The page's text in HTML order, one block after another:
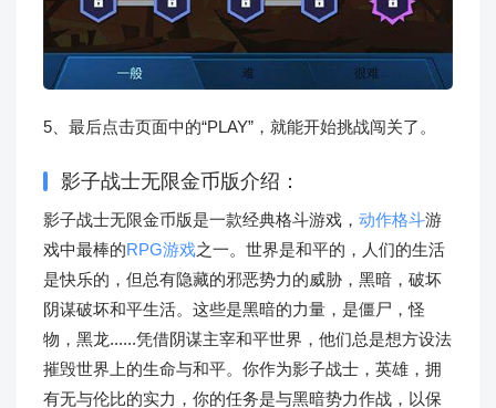
5、最后点击页面中的“PLAY”，就能开始挑战闯关了。
影子战士无限金币版介绍：
影子战士无限金币版是一款经典格斗游戏， 动作格斗游
戏中最棒的RPG游戏之一。世界是和平的，人们的生活
是快乐的，但总有隐藏的邪恶势力的威胁，黑暗，破坏
阴谋破坏和平生活。这些是黑暗的力量，是僵尸，怪
物，黑龙......凭借阴谋主宰和平世界，他们总是想方设法
摧毁世界上的生命与和平。你作为影子战士，英雄，拥
有无与伦比的实力，你的任务是与黑暗势力作战，以保